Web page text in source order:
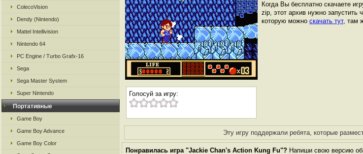
ColecoVision
Dendy (Nintendo)
Mattel Intellivision
Nintendo 64
PC Engine / Turbo Grafx-16
Sega
Sega Master System
Super Nintendo
Портативные
Game Boy
Game Boy Advance
Game Boy Color
Голосуй за игру:
Когда Вы бесплатно скачаете
zip, этот архив нужно
которую можно скачать тут, там
Эту игру поддержали ребята, которые
Понравилась игра "Jackie Chan's Action Kung Fu"? Напиши свою версию